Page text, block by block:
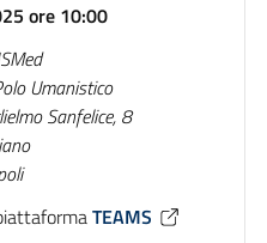
ore 10:00
Umanistico
Sanfelice, 8
TEAMS